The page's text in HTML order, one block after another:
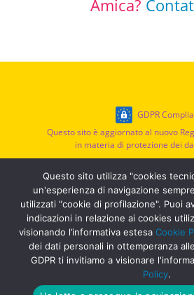
Amica?
GDPR
Questo sito è aggiornato al nuovo
in materia di protezione dei
© EDICOLA
Sinagi Modena
Il progetto
Privacy
Powered by
Questo sito utilizza "cookies
un'esperienza di navigazione
utilizzati "cookie di profilazione". Puoi
indicazioni in relazione ai cookies
visionando l’informativa estesa Cookie
dei dati personali in ottemperanza
GDPR ti invitiamo a visionare
Policy.